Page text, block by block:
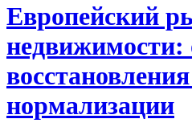
Европейский
недвижимости:
нормализации